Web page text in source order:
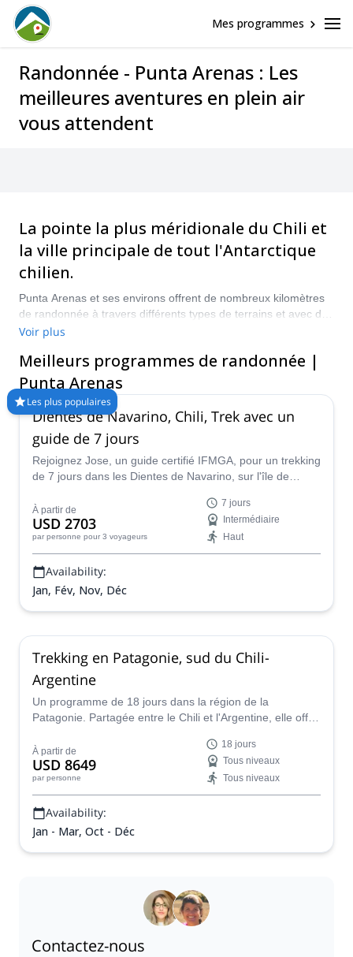
Mes programmes
Randonnée - Punta Arenas : Les
meilleures aventures en plein air
vous attendent
La pointe la plus méridionale du Chili et
la ville principale de tout l'Antarctique
chilien.
Punta Arenas et ses environs offrent de nombreux kilomètres
de randonnée à travers différents types de terrains et avec des
programmes de durée variée : d'une promenade d'une demi-
hebdomadaire ou même plus ! Son emplacement stratégique
en fait une ville très touristique. C'est également l'une des
rares capitales régionales situées à l'est de la Cordillère des
Andes. Il existe de nombreuses autres raisons d'engager un
guide local certifié et de réserver votre prochain programme de
randonnée à Punta Arenas. Jetez un coup d'œil à nos
propositions intéressantes ci-dessous !
Voir plus
Meilleurs programmes de randonnée |
Punta Arenas
Les plus populaires
Dientes de Navarino, Chili, Trek avec un
guide de 7 jours
Rejoignez Jose, un guide certifié IFMGA, pour un trekking
de 7 jours dans les Dientes de Navarino, sur l'île de
À partir de
USD 2703
par personne pour 3 voyageurs
7 jours
Intermédiaire
Haut
Availability:
Jan, Fév, Nov, Déc
Trekking en Patagonie, sud du Chili-
Argentine
Un programme de 18 jours dans la région de la
Patagonie. Partagée entre le Chili et l'Argentine, elle offre
trek. Rejoignez-moi dans cette incroyable aventure !
À partir de
USD 8649
par personne
18 jours
Tous niveaux
Tous niveaux
Availability:
Jan - Mar, Oct - Déc
Contactez-nous